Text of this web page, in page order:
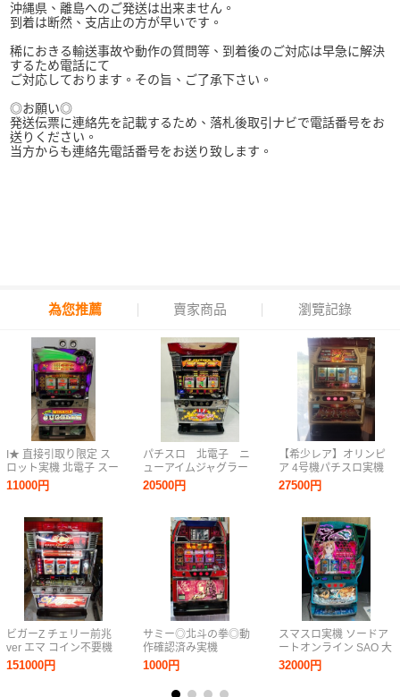
沖縄県、離島へのご発送は出来ません。
到着は断然、支店止の方が早いです。
稀におきる輸送事故や動作の質問等、到着後のご対応は早急に解決
するため電話にて
ご対応しております。その旨、ご了承下さい。
◎お願い◎
発送伝票に連絡先を記載するため、落札後取引ナビで電話番号をお
送りください。
当方からも連絡先電話番号をお送り致します。
為您推薦 賣家商品 瀏覽記錄
I★ 直接引取り限定 ス
ロット実機 北電子 スー
パーミラクルジャグラ
ー パチスロ 家庭用電源
JUGGLER
11000円
ビガーZ チェリー前兆
ver エマ コイン不要機
付き （動作品）
151000円
パチスロ 北電子 ニ
ューアイムジャグラー
EX-C ジャグラー 家
庭用電源 コイン50枚
定キー
20500円
サミー◎北斗の拳◎動
作確認済み実機
1000円
【希少レア】オリンピ
ア 4号機パチスロ実機
『めざせドキドキ島』
パチスロ スロット
27500円
スマスロ実機 ソードア
ートオンライン SAO 大
都技研 家庭用電源
32000円